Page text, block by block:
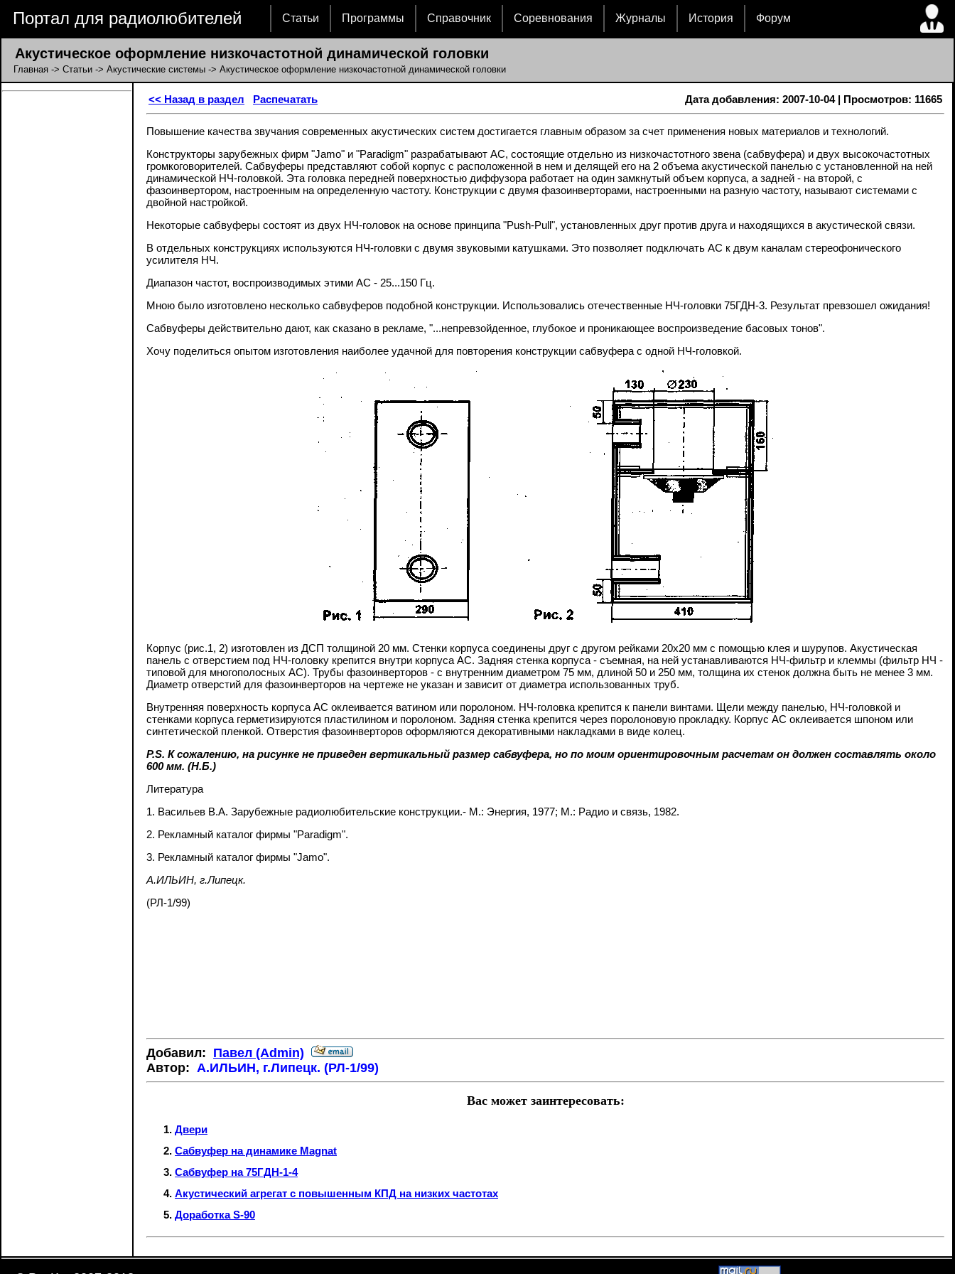
Портал для радиолюбителей Статьи Программы Справочник Соревнования Журналы История Форум
Акустическое оформление низкочастотной динамической головки
Главная -> Статьи -> Акустические системы -> Акустическое оформление низкочастотной динамической головки
<< Назад в раздел Распечатать Дата добавления: 2007-10-04 | Просмотров: 11665
Повышение качества звучания современных акустических систем достигается главным образом за счет применения новых материалов и технологий.
Конструкторы зарубежных фирм "Jamo" и "Paradigm" разрабатывают АС, состоящие отдельно из низкочастотного звена (сабвуфера) и двух высокочастотных
громкоговорителей. Сабвуферы представляют собой корпус с расположенной в нем и делящей его на 2 объема акустической панелью с установленной на ней
динамической НЧ-головкой. Эта головка передней поверхностью диффузора работает на один замкнутый объем корпуса, а задней - на второй, с
фазоинвертором, настроенным на определенную частоту. Конструкции с двумя фазоинверторами, настроенными на разную частоту, называют системами с
двойной настройкой.
Некоторые сабвуферы состоят из двух НЧ-головок на основе принципа "Push-Pull", установленных друг против друга и находящихся в акустической связи.
В отдельных конструкциях используются НЧ-головки с двумя звуковыми катушками. Это позволяет подключать АС к двум каналам стереофонического
усилителя НЧ.
Диапазон частот, воспроизводимых этими AC - 25...150 Гц.
Мною было изготовлено несколько сабвуферов подобной конструкции. Использовались отечественные НЧ-головки 75ГДН-3. Результат превзошел ожидания!
Сабвуферы действительно дают, как сказано в рекламе, "...непревзойденное, глубокое и проникающее воспроизведение басовых тонов".
Хочу поделиться опытом изготовления наиболее удачной для повторения конструкции сабвуфера с одной НЧ-головкой.
Корпус (рис.1, 2) изготовлен из ДСП толщиной 20 мм. Стенки корпуса соединены друг с другом рейками 20х20 мм с помощью клея и шурупов. Акустическая
панель с отверстием под НЧ-головку крепится внутри корпуса АС. Задняя стенка корпуса - съемная, на ней устанавливаются НЧ-фильтр и клеммы (фильтр НЧ -
типовой для многополосных АС). Трубы фазоинверторов - с внутренним диаметром 75 мм, длиной 50 и 250 мм, толщина их стенок должна быть не менее 3 мм.
Диаметр отверстий для фазоинверторов на чертеже не указан и зависит от диаметра использованных труб.
Внутренняя поверхность корпуса АС оклеивается ватином или поролоном. НЧ-головка крепится к панели винтами. Щели между панелью, НЧ-головкой и
стенками корпуса герметизируются пластилином и поролоном. Задняя стенка крепится через поролоновую прокладку. Корпус АС оклеивается шпоном или
синтетической пленкой. Отверстия фазоинверторов оформляются декоративными накладками в виде колец.
P.S. К сожалению, на рисунке не приведен вертикальный размер сабвуфера, но по моим ориентировочным расчетам он должен составлять около
600 мм. (Н.Б.)
Литература
1. Васильев В.А. Зарубежные радиолюбительские конструкции.- М.: Энергия, 1977; М.: Радио и связь, 1982.
2. Рекламный каталог фирмы "Paradigm".
3. Рекламный каталог фирмы "Jamo".
А.ИЛЬИН, г.Липецк.
(РЛ-1/99)
Добавил: Павел (Admin)
Автор: А.ИЛЬИН, г.Липецк. (РЛ-1/99)
Вас может заинтересовать:
Двери
Сабвуфер на динамике Magnat
Сабвуфер на 75ГДН-1-4
Акустический агрегат с повышенным КПД на низких частотах
Доработка S-90